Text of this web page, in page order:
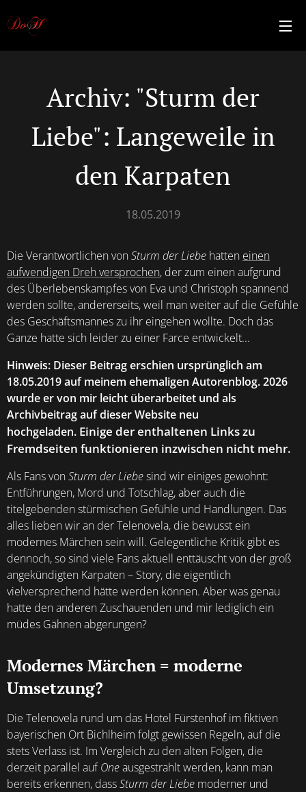
Archiv: "Sturm der
Liebe": Langeweile in
den Karpaten
18.05.2019
Die Verantwortlichen vonSturm der Liebe hatten einen
aufwendigen Dreh versprochen, der zum einen aufgrund
des Überlebenskampfes von Eva und Christoph spannend
werden sollte, andererseits, weil man weiter auf die Gefühle
des Geschäftsmannes zu ihr eingehen wollte. Doch das
Ganze hatte sich leider zu einer Farce entwickelt...
Hinweis: Dieser Beitrag erschien ursprünglich am
18.05.2019 auf meinem ehemaligen Autorenblog. 2026
wurde er von mir leicht überarbeitet und als
Archivbeitrag auf dieser Website neu
hochgeladen. Einige der enthaltenen Links zu
Fremdseiten funktionieren inzwischen nicht mehr.
Als Fans vonSturm der Liebesind wir einiges gewohnt:
Entführungen, Mord und Totschlag, aber auch die
titelgebenden stürmischen Gefühle und Handlungen. Das
alles lieben wir an der Telenovela, die bewusst ein
modernes Märchen sein will. Gelegentliche Kritik gibt es
dennoch, so sind viele Fans aktuell enttäuscht von der groß
angekündigten Karpaten – Story, die eigentlich
vielversprechend hätte werden können. Aber was genau
hatte den anderen Zuschauenden und mir lediglich ein
müdes Gähnen abgerungen?
Modernes Märchen = moderne
Umsetzung?
Die Telenovela rund um das Hotel Fürstenhof im fiktiven
bayerischen Ort Bichlheim folgt gewissen Regeln, auf die
stets Verlass ist. Im Vergleich zu den alten Folgen, die
derzeit parallel aufOneausgestrahlt werden, kann man
bereits erkennen, dassSturm der Liebe moderner und